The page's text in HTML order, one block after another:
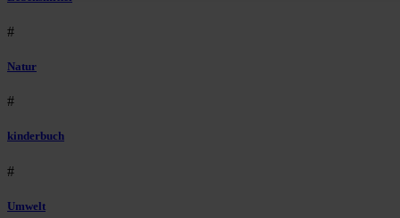
#
Natur
#
kinderbuch
#
Umwelt